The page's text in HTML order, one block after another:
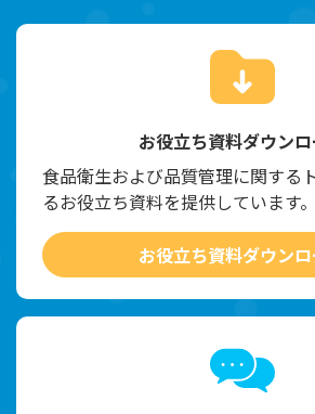
お役立ち資料ダウン
食品衛生および品質管理に関する
るお役立ち資料を提供しています。
お役立ち資料ダウン